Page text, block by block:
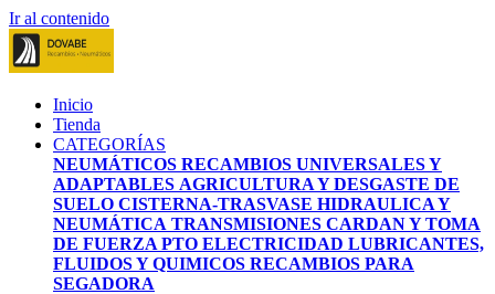
Ir al contenido
Inicio
Tienda
CATEGORÍAS
NEUMÁTICOS RECAMBIOS UNIVERSALES Y
ADAPTABLES AGRICULTURA Y DESGASTE DE
SUELO CISTERNA-TRASVASE HIDRAULICA Y
NEUMÁTICA TRANSMISIONES CARDAN Y TOMA
DE FUERZA PTO ELECTRICIDAD LUBRICANTES,
FLUIDOS Y QUIMICOS RECAMBIOS PARA
SEGADORA